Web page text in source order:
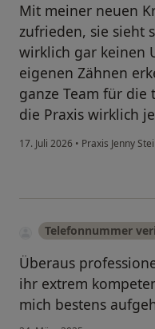
Mit meiner neuen
zufrieden, sie sieht
wirklich gar keinen
eigenen Zähnen
ganze Team für
die Praxis wirklich
17. Juli 2026 • Praxis Jenny
Telefonnummer
Überaus
ihr extrem
mich bestens